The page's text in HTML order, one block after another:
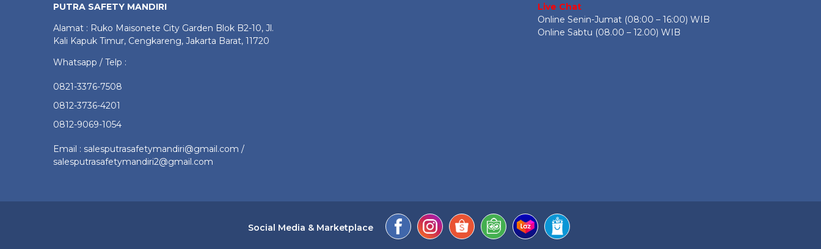
PUTRA SAFETY MANDIRI
Alamat : Ruko Maisonete City Garden Blok B2-10, Jl.
Kali Kapuk Timur, Cengkareng, Jakarta Barat, 11720
Whatsapp / Telp :
0821-3376-7508
0812-3736-4201
0812-9069-1054
Email : salesputrasafetymandiri@gmail.com /
salesputrasafetymandiri2@gmail.com
Live Chat
Online Senin-Jumat (08:00 – 16:00) WIB
Online Sabtu (08.00 – 12.00) WIB
Social Media & Marketplace